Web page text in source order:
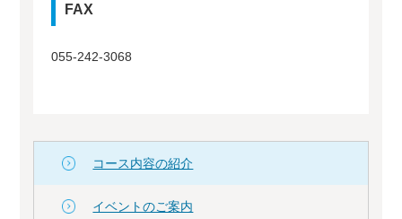
FAX
055-242-3068
コース内容の紹介
イベントのご案内